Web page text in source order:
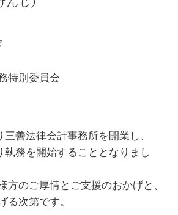
特別委員会
三善法律会計事務所を開業し、
執務を開始することとなりまし
方のご厚情とご支援のおかげと、
る次第です。